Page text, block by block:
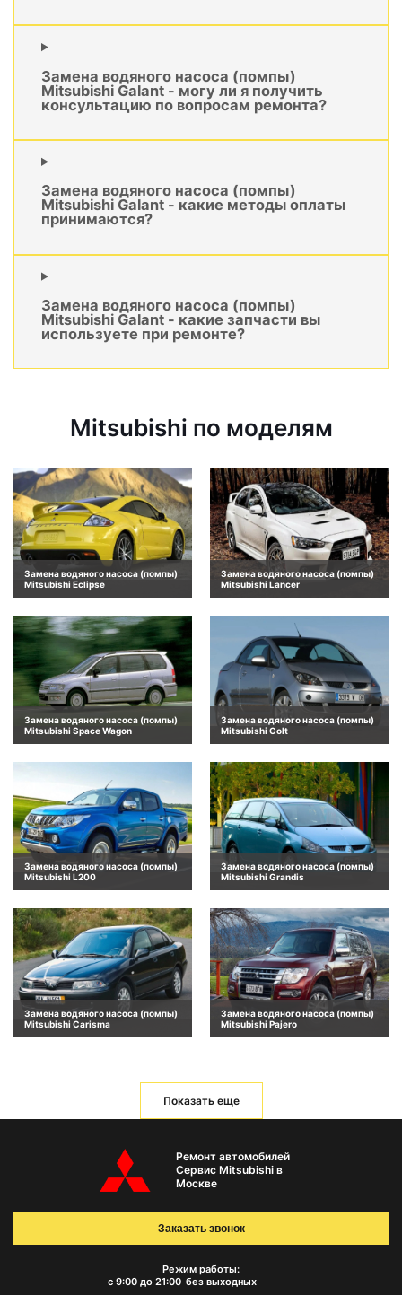
Замена водяного насоса (помпы)
Mitsubishi Galant - могу ли я получить
консультацию по вопросам ремонта?
Замена водяного насоса (помпы)
Mitsubishi Galant - какие методы оплаты
принимаются?
Замена водяного насоса (помпы)
Mitsubishi Galant - какие запчасти вы
используете при ремонте?
Mitsubishi по моделям
Замена водяного насоса (помпы)
Mitsubishi Eclipse
Замена водяного насоса (помпы)
Mitsubishi Lancer
Замена водяного насоса (помпы)
Mitsubishi Space Wagon
Замена водяного насоса (помпы)
Mitsubishi Colt
Замена водяного насоса (помпы)
Mitsubishi L200
Замена водяного насоса (помпы)
Mitsubishi Grandis
Замена водяного насоса (помпы)
Mitsubishi Carisma
Замена водяного насоса (помпы)
Mitsubishi Pajero
Показать еще
Ремонт автомобилей
Сервис Mitsubishi в
Москве
Режим работы:
с 9:00 до 21:00 без выходных
Заказать звонок